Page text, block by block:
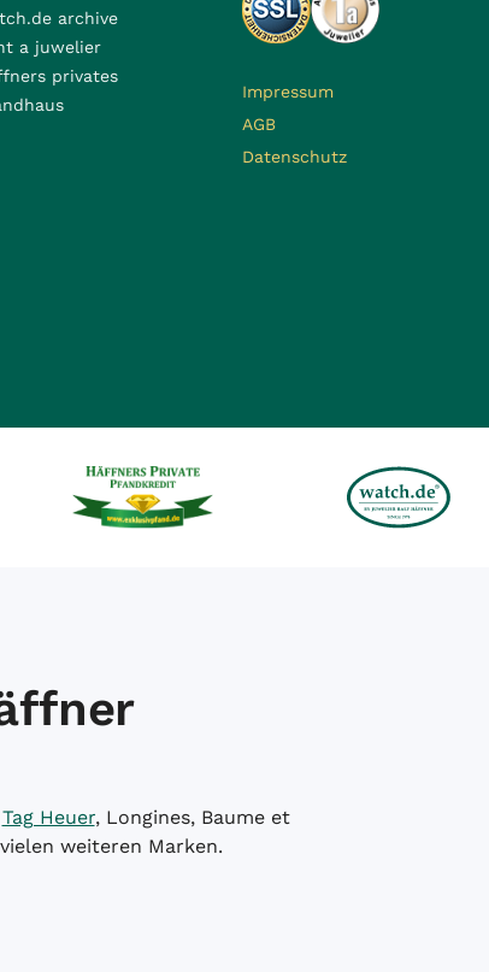
archive
a juwelier
privates
Impressum
AGB
Datenschutz
Tag Heuer, Longines, Baume et
weiteren Marken.